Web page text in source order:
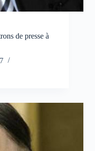
de presse à